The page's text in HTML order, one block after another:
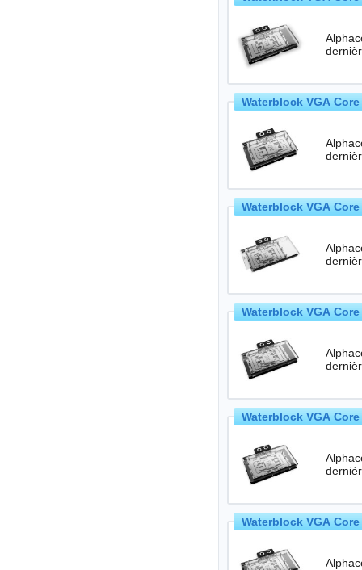
Waterblock VGA
Waterblock VGA
Waterblock VGA
Waterblock VGA
Waterblock VGA